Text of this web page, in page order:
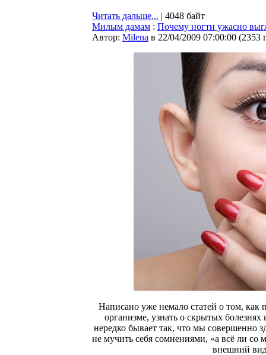
Читать дальше... | 4048 байт
Милым дамам : Почему ногти ужасно
Автор: Milena в 22/04/2009 07:00:00 (2353
Написано уже немало статей о том,
организме, узнать о скрытых
нередко бывает так, что мы совершенно
не мучить себя сомнениями, «а всё ли со
внешний